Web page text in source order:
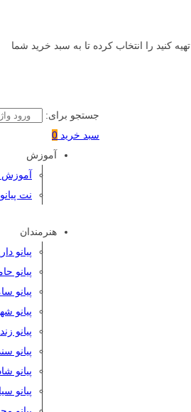
کنید را انتخاب کرده تا به سبد خرید شما
جستجو برای:
سبد خرید 0
آموزش
آموزش
نت پیانو
هنرمندان
پیانو
پیانو
پیانو
پیانو
پیانو
پیانو
پیانو
پیانو